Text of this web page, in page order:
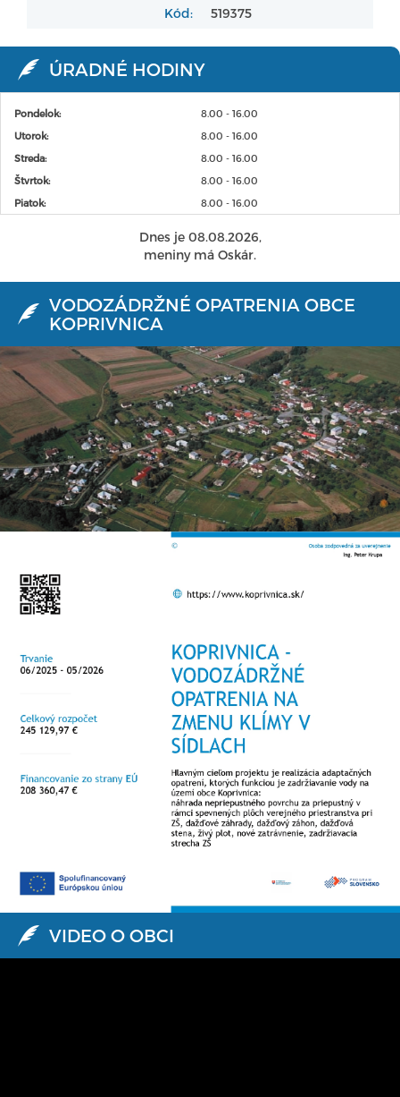
Kód: 519375
ÚRADNÉ HODINY
Pondelok:
8.00 - 16.00
Utorok:
8.00 - 16.00
Streda:
8.00 - 16.00
Štvrtok:
8.00 - 16.00
Piatok:
8.00 - 16.00
Dnes je 08.08.2026,
meniny má Oskár.
VODOZÁDRŽNÉ OPATRENIA OBCE
KOPRIVNICA
VIDEO O OBCI